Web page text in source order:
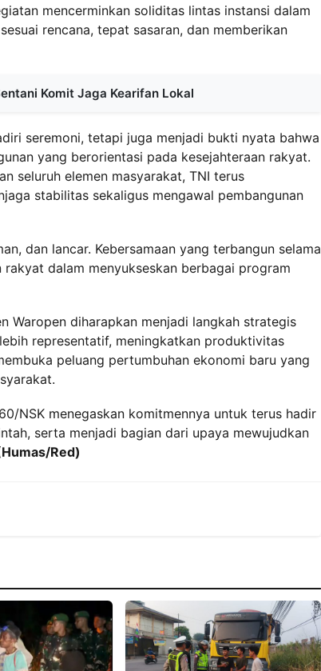
mencerminkan soliditas lintas instansi dalam
rencana, tepat sasaran, dan memberikan
Komit Jaga Kearifan Lokal
seremoni, tetapi juga menjadi bukti nyata bahwa
yang berorientasi pada kesejahteraan rakyat.
seluruh elemen masyarakat, TNI terus
stabilitas sekaligus mengawal pembangunan
dan lancar. Kebersamaan yang terbangun selama
dalam menyukseskan berbagai program
Waropen diharapkan menjadi langkah strategis
representatif, meningkatkan produktivitas
peluang pertumbuhan ekonomi baru yang
NSK menegaskan komitmennya untuk terus hadir
serta menjadi bagian dari upaya mewujudkan
Red)